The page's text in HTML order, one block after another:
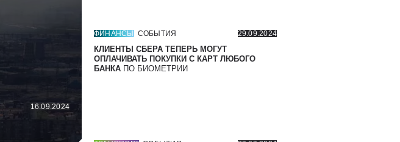
16.09.2024
ФИНАНСЫ СОБЫТИЯ 29.09.2024
КЛИЕНТЫ СБЕРА ТЕПЕРЬ МОГУТ
ОПЛАЧИВАТЬ ПОКУПКИ С КАРТ ЛЮБОГО
БАНКА ПО БИОМЕТРИИ